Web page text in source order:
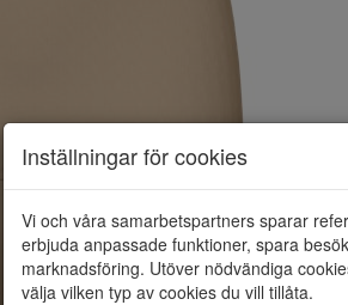
Inställningar för cookies
Vi och våra samarbetspartners sparar
erbjuda anpassade funktioner, spara
marknadsföring. Utöver nödvändiga
välja vilken typ av cookies du vill tillåta.